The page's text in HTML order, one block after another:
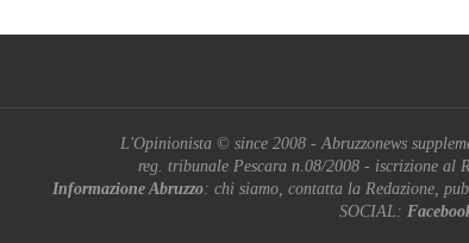
L'Opinionista © since 2008 - Abruzzonews
reg. tribunale Pescara n.08/2008 - iscrizione al
Informazione Abruzzo: chi siamo, contatta la Redazione,
SOCIAL: